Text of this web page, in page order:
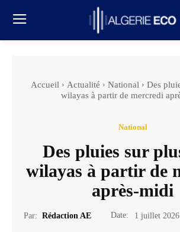
Accueil Actualité National
Des
wilayas à partir de mercredi
National
Des pluies sur
wilayas à partir de
après-midi
Par: Rédaction AE Date: 1 juillet 2026